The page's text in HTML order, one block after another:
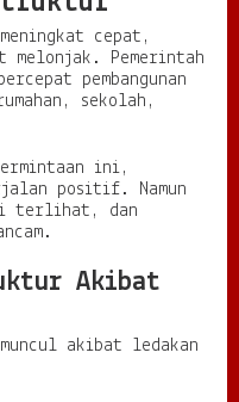
cepat,
Pemerintah
pembangunan
sekolah,
ini,
positif. Namun
terlihat, dan
Akibat
akibat ledakan